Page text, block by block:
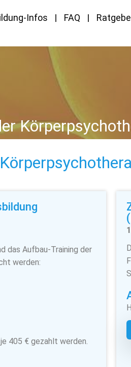
Infos FAQ
das Aufbau-Training der
werden:
405 € gezahlt werden.